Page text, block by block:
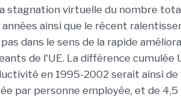
stagnation virtuelle du nombre
ainsi que le récent
dans le sens de la rapide
de l'UE. La différence cumulée
en 1995-2002 serait ainsi
par personne employée, et de